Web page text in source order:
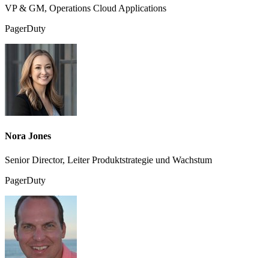
VP & GM, Operations Cloud Applications
PagerDuty
Nora Jones
Senior Director, Leiter Produktstrategie und Wachstum
PagerDuty